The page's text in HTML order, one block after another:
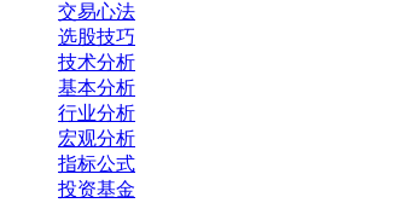
交易心法
选股技巧
技术分析
基本分析
行业分析
宏观分析
指标公式
投资基金